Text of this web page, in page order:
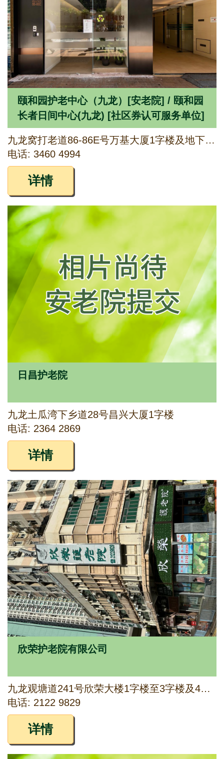
颐和园护老中心（九龙）[安老院] / 颐和园
长者日间中心(九龙) [社区券认可服务单位]
九龙窝打老道86-86E号万基大厦1字楼及地下B2舖（部分）
电话: 3460 4994
详情
日昌护老院
九龙土瓜湾下乡道28号昌兴大厦1字楼
电话: 2364 2869
详情
欣荣护老院有限公司
九龙观塘道241号欣荣大楼1字楼至3字楼及4字楼A-D座及观塘道245号地下
电话: 2122 9829
详情